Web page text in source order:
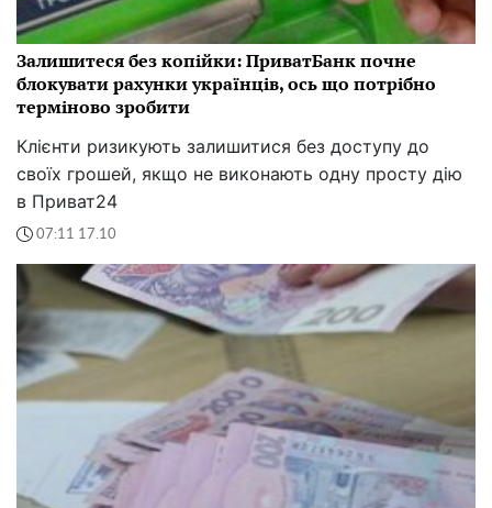
Залишитеся без копійки: ПриватБанк почне
блокувати рахунки українців, ось що потрібно
терміново зробити
Клієнти ризикують залишитися без доступу до
своїх грошей, якщо не виконають одну просту дію
в Приват24
07:11 17.10